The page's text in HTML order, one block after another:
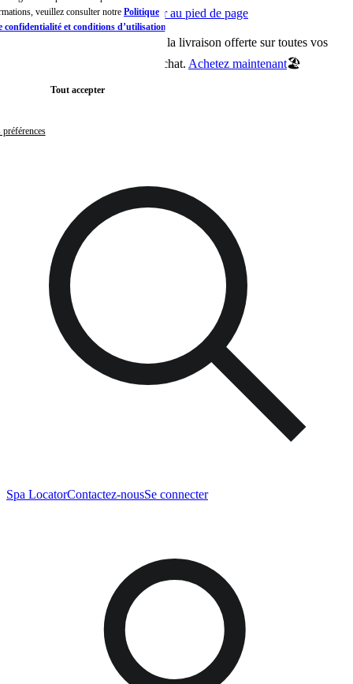
veuillez consulter notrePolitique
confidentialité et conditions d’utilisation de
Tout accepter
préférences
Passer au contenu principalAller au pied de page
🏖️Jusqu’au 24 août, profitez de la livraison offerte sur toutes vos
commandes, sans minimum d’achat. Achetez maintenant🏖️
Spa LocatorContactez-nousSe connecter